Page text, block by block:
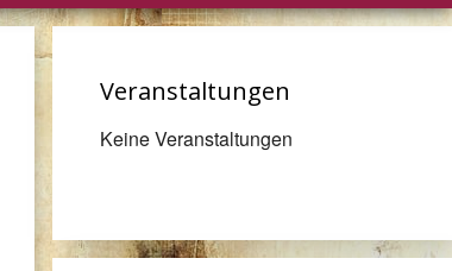
Veranstaltungen
Keine Veranstaltungen